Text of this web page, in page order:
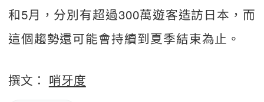
和5月，分別有超過300萬遊客造訪日本，而
這個趨勢還可能會持續到夏季結束為止。
撰文： 哨牙度